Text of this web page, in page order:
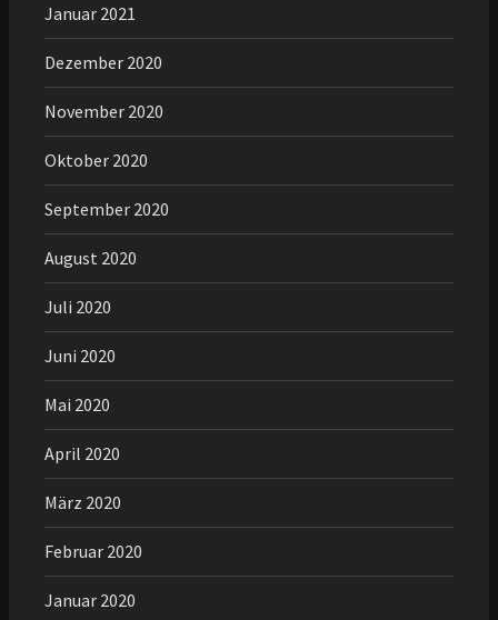
Januar 2021
Dezember 2020
November 2020
Oktober 2020
September 2020
August 2020
Juli 2020
Juni 2020
Mai 2020
April 2020
März 2020
Februar 2020
Januar 2020